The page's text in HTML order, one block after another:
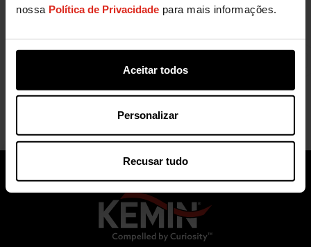
nossa Política de Privacidade para mais informações.
Aceitar todos
Personalizar
Recusar tudo